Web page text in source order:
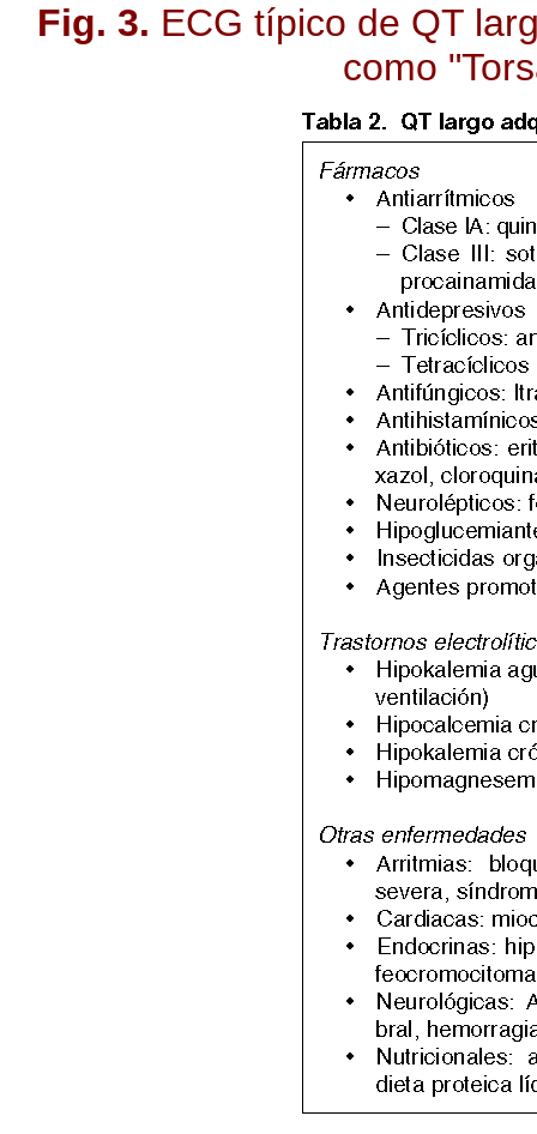
Fig. 3. ECG típico de QT
como